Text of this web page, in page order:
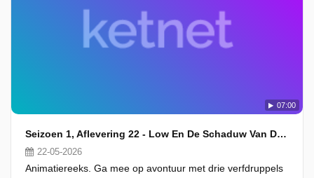
07:00
Seizoen 1, Aflevering 22 - Low En De Schaduw Van De Dief
22-05-2026
Animatiereeks. Ga mee op avontuur met drie verfdruppels